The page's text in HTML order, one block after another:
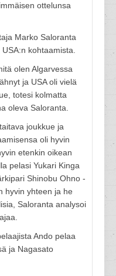
ottelunsa
Marko Saloranta
kohtaamista.
olen Algarvessa
ja USA oli vielä
totesi kolmatta
oleva Saloranta.
joukkue ja
oli hyvin
etenkin oikean
pelasi Yukari Kinga
Shinobu Ohno -
hyvin yhteen ja he
Saloranta analysoi
Ando pelaa
ja Nagasato